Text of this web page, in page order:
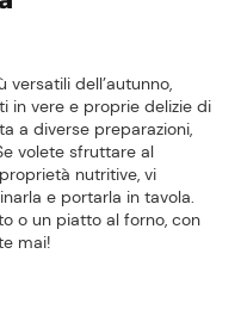
versatili dell’autunno,
in vere e proprie delizie di
a diverse preparazioni,
volete sfruttare al
nutritive, vi
e portarla in tavola.
o un piatto al forno, con
mai!